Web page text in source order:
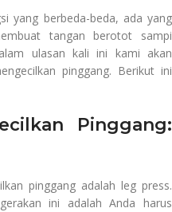
yang berbeda-beda, ada yang
tangan berotot sampi
ulasan kali ini kami akan
pinggang. Berikut ini
Pinggang:
pinggang adalah leg press.
ini adalah Anda harus